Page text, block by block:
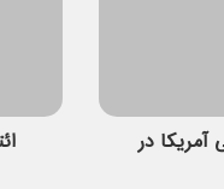
نظامی آمریکا در